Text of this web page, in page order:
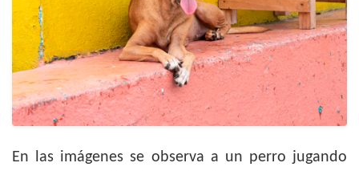
En las imágenes se observa a un perro jugando